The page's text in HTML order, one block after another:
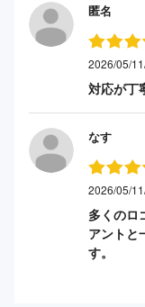
匿名
2026/05/
対応が丁
なす
2026/05/
多くのロ
アントと
す。